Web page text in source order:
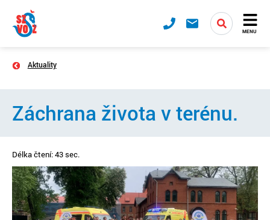
MENU
Aktuality
Záchrana života v terénu.
Délka čtení: 43 sec.